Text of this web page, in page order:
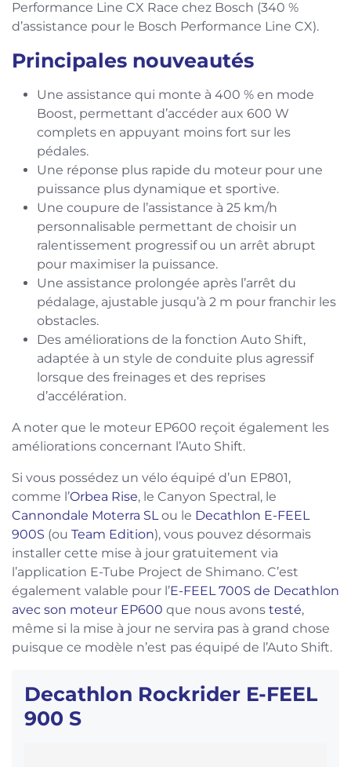
Performance Line CX Race chez Bosch (340 %
d’assistance pour le Bosch Performance Line CX).
Principales nouveautés
Une assistance qui monte à 400 % en mode
Boost, permettant d’accéder aux 600 W
complets en appuyant moins fort sur les
pédales.
Une réponse plus rapide du moteur pour une
puissance plus dynamique et sportive.
Une coupure de l’assistance à 25 km/h
personnalisable permettant de choisir un
ralentissement progressif ou un arrêt abrupt
pour maximiser la puissance.
Une assistance prolongée après l’arrêt du
pédalage, ajustable jusqu’à 2 m pour franchir les
obstacles.
Des améliorations de la fonction Auto Shift,
adaptée à un style de conduite plus agressif
lorsque des freinages et des reprises
d’accélération.
A noter que le moteur EP600 reçoit également les
améliorations concernant l’Auto Shift.
Si vous possédez un vélo équipé d’un EP801,
comme l’Orbea Rise, le Canyon Spectral, le
Cannondale Moterra SLou le Decathlon E-FEEL
900S (ou Team Edition), vous pouvez désormais
installer cette mise à jour gratuitement via
l’application E-Tube Project de Shimano. C’est
également valable pour l’E-FEEL 700S de Decathlon
avec son moteur EP600 que nous avons testé,
même si la mise à jour ne servira pas à grand chose
puisque ce modèle n’est pas équipé de l’Auto Shift.
Decathlon Rockrider E-FEEL
900 S